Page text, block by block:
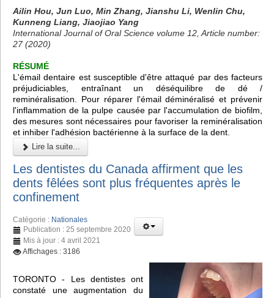
Ailin Hou, Jun Luo, Min Zhang, Jianshu Li, Wenlin Chu,
Kunneng Liang, Jiaojiao Yang
International Journal of Oral Science volume 12, Article number:
27 (2020)
RÉSUMÉ
L'émail dentaire est susceptible d'être attaqué par des facteurs
préjudiciables, entraînant un déséquilibre de dé /
reminéralisation. Pour réparer l'émail déminéralisé et prévenir
l'inflammation de la pulpe causée par l'accumulation de biofilm,
des mesures sont nécessaires pour favoriser la reminéralisation
et inhiber l'adhésion bactérienne à la surface de la dent.
Lire la suite...
Les dentistes du Canada affirment que les
dents fêlées sont plus fréquentes après le
confinement
Catégorie : Nationales
Publication : 25 septembre 2020
Mis à jour : 4 avril 2021
Affichages : 3186
TORONTO - Les dentistes ont
constaté une augmentation du